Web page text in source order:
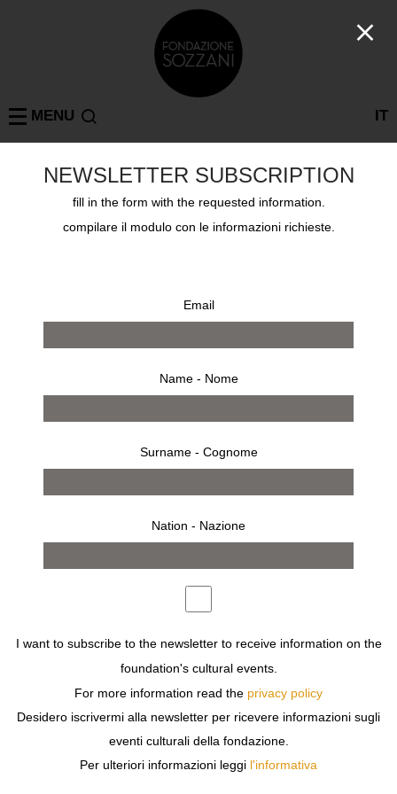
IT
MENU
URS LUTHI
Next
NEWSLETTER SUBSCRIPTION
fill in the form with the requested information.
compilare il modulo con le informazioni richieste.
Email
Name - Nome
Surname - Cognome
Nation - Nazione
I want to subscribe to the newsletter to receive information on the
foundation's cultural events.
For more information read the privacy policy
Desidero iscrivermi alla newsletter per ricevere informazioni sugli
eventi culturali della fondazione.
Per ulteriori informazioni leggi l'informativa